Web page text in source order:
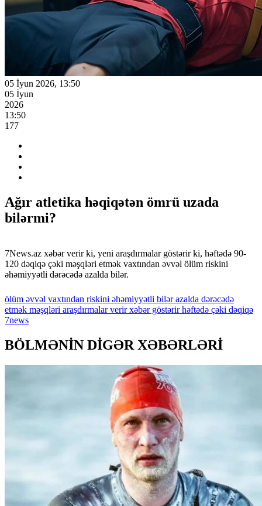
05 İyun 2026, 13:50
05 İyun
2026
13:50
177
Ağır atletika həqiqətən ömrü uzada
bilərmi?
7News.az xəbər verir ki, yeni araşdırmalar göstərir ki, həftədə 90-
120 dəqiqə çəki məşqləri etmək vaxtından əvvəl ölüm riskini
əhəmiyyətli dərəcədə azalda bilər.
ölüm əvvəl vaxtından riskini əhəmiyyətli bilərazalda dərəcədə
etmək məşqləri araşdırmalarverirxəbərgöstərirhəftədə çəki dəqiqə
7news
BÖLMƏNİN DİGƏR XƏBƏRLƏRİ